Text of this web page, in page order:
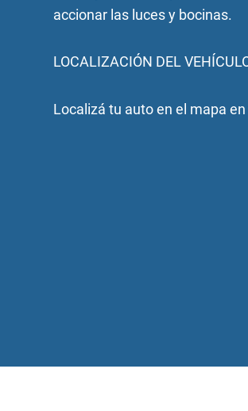
accionar las luces y bocinas.
LOCALIZACIÓN DEL
Localizá tu auto en el mapa